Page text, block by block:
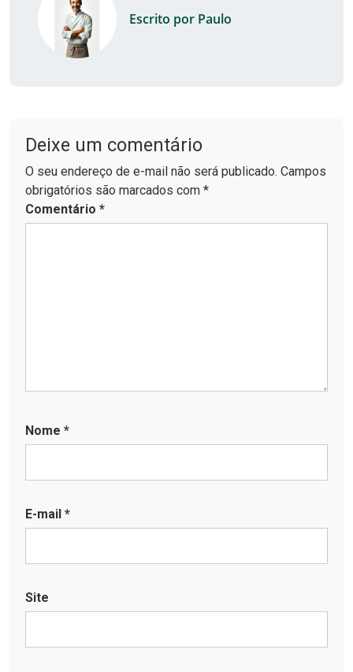
Escrito por Paulo
Deixe um comentário
O seu endereço de e-mail não será publicado. Campos
obrigatórios são marcados com *
Comentário *
Nome *
E-mail *
Site